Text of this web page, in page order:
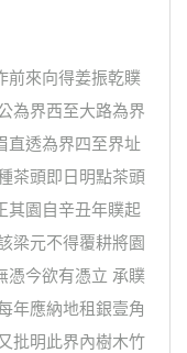
前來向得姜振乾贌
為界西至大路為界
直透為界四至界址
茶頭即日明點茶頭
其園自辛丑年贌起
梁元不得覆耕將園
憑今欲有憑立 承贌
年應納地租銀壹角
批明此界內樹木竹